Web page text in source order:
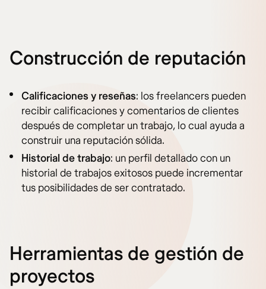
Construcción de reputación
Calificaciones y reseñas: los freelancers pueden
recibir calificaciones y comentarios de clientes
después de completar un trabajo, lo cual ayuda a
construir una reputación sólida.
Historial de trabajo: un perfil detallado con un
historial de trabajos exitosos puede incrementar
tus posibilidades de ser contratado.
Herramientas de gestión de
proyectos